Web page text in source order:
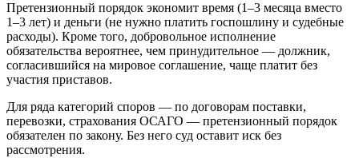
Претензионный порядок экономит время (1–3 месяца вместо
1–3 лет) и деньги (не нужно платить госпошлину и судебные
расходы). Кроме того, добровольное исполнение
обязательства вероятнее, чем принудительное — должник,
согласившийся на мировое соглашение, чаще платит без
участия приставов.
Для ряда категорий споров — по договорам поставки,
перевозки, страхования ОСАГО — претензионный порядок
обязателен по закону. Без него суд оставит иск без
рассмотрения.